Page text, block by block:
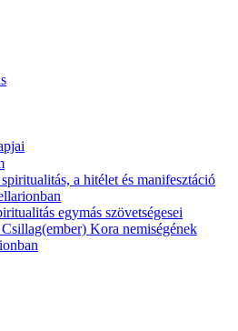
a hitélet és manifesztáció
egymás szövetségesei
Kora nemiségének